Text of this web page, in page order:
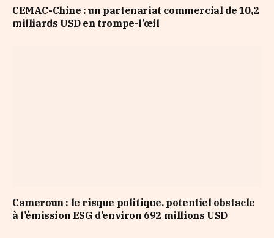
CEMAC-Chine : un partenariat commercial de 10,2
milliards USD en trompe-l’œil
Cameroun : le risque politique, potentiel obstacle
à l’émission ESG d’environ 692 millions USD